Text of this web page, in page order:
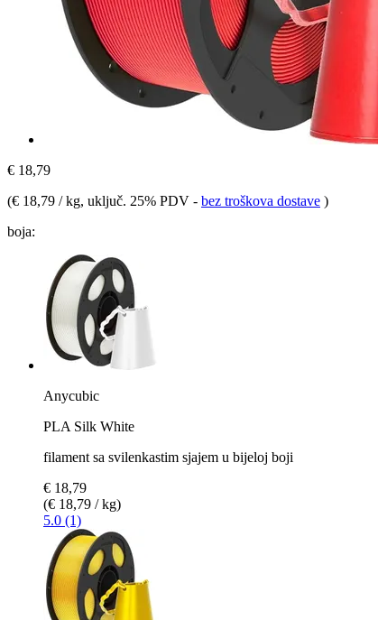
€ 18,79
(€ 18,79 / kg, uključ. 25% PDV - bez troškova dostave )
boja:
Anycubic
PLA Silk White
filament sa svilenkastim sjajem u bijeloj boji
€ 18,79
(€ 18,79 / kg)
5.0 (1)